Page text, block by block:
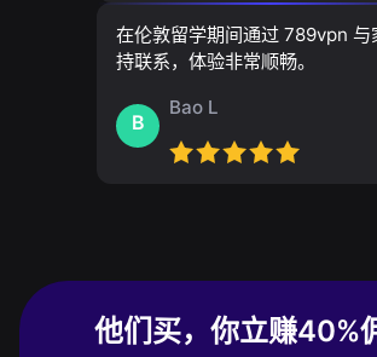
在伦敦留学期间通过 789vpn 与
持联系，体验非常顺畅。
B
Bao L
他们买，你立赚40%